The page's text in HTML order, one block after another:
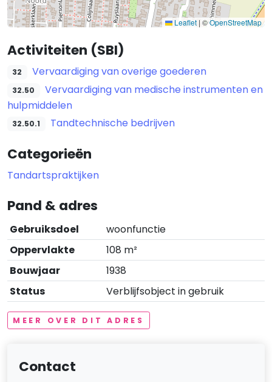
Leaflet | ©OpenStreetMap
Activiteiten (SBI)
32 Vervaardiging van overige goederen
32.50
Vervaardiging van medische instrumenten en
hulpmiddelen
32.50.1 Tandtechnische bedrijven
Categorieën
Tandartspraktijken
Pand & adres
Gebruiksdoel
woonfunctie
Oppervlakte
108 m²
Bouwjaar
1938
Status
Verblijfsobject in gebruik
MEER OVER DIT ADRES
Contact